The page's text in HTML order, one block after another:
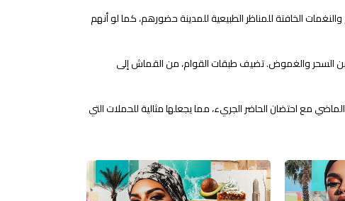
الخافتة للمناظر الطبيعية للمدينة حضورهم، كما لو أنهم
من السحر والغموض. تضيف طبقات القوام، من القماش إلى
مع احتضان الحاضر الجريء، مما يجعلها مثالية للحملات التي